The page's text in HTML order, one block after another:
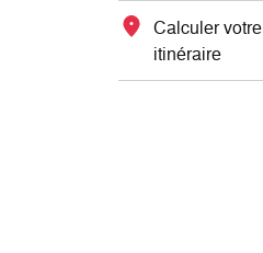
Calculer votre
itinéraire